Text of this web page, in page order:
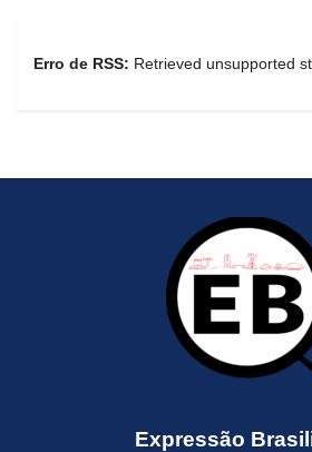
Erro de RSS: Retrieved unsupported
Expressão